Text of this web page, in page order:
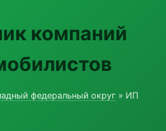
компаний
федеральный округ » ИП